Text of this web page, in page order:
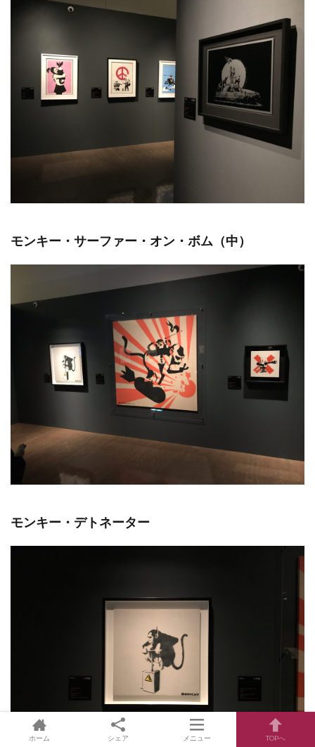
モンキー・サーファー・オン・ボム（中）
モンキー・デトネーター
ホーム シェア メニュー TOPへ